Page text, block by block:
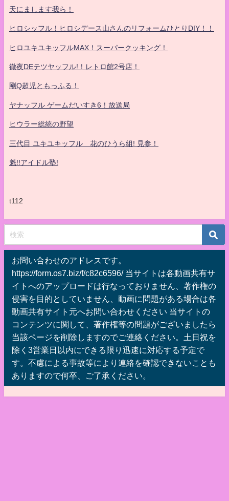
天にまします我ら！
ヒロシッフル！ヒロシデース山さんのリフォームひとりDIY！！
ヒロユキユキッフルMAX！スーパークッキング！
徹夜DEテツヤッフル!！レトロ館2号店！
剛Q超児ともっふる！
ヤナッフル ゲームだいすき6！放送局
ヒウラー総統の野望
三代目 ユキユキッフル 花のひうら組! 見参！
魁!!アイドル塾!
t112
お問い合わせのアドレスです。
https://form.os7.biz/f/c82c6596/ 当サイトは各動画共有サ
イトへのアップロードは行なっておりません、著作権の
侵害を目的としていません、動画に問題がある場合は各
動画共有サイト元へお問い合わせください 当サイトの
コンテンツに関して、著作権等の問題がございましたら
当該ページを削除しますのでご連絡ください。土日祝を
除く3営業日以内にできる限り迅速に対応する予定で
す。不慮による事故等により連絡を確認できないことも
ありますので何卒、ご了承ください。